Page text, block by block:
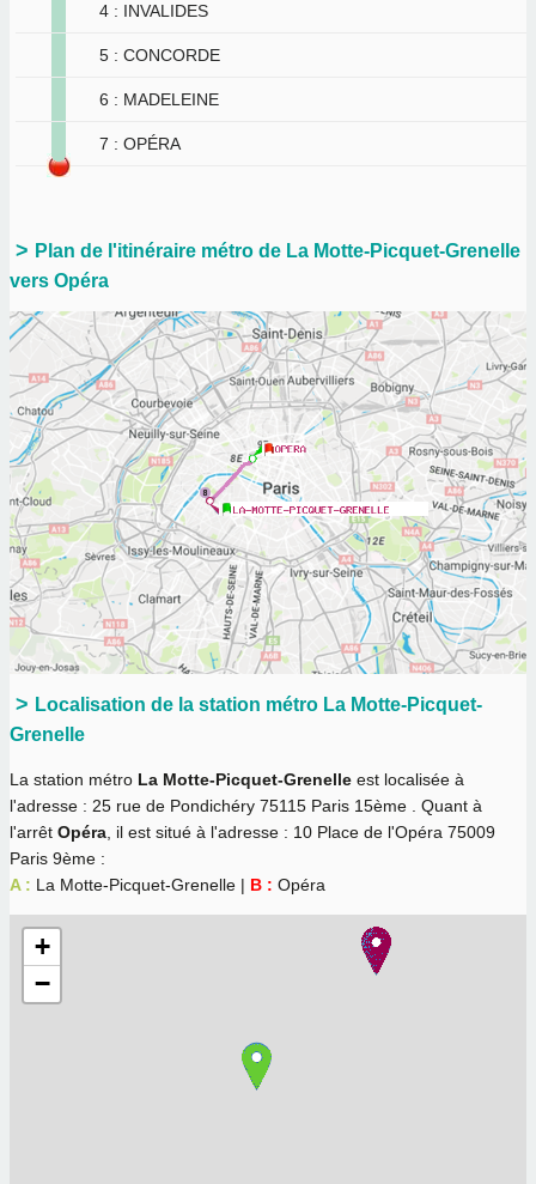
4 : INVALIDES
5 : CONCORDE
6 : MADELEINE
7 : OPÉRA
Plan de l'itinéraire métro de La Motte-Picquet-Grenelle
vers Opéra
Localisation de la station métro La Motte-Picquet-
Grenelle
La station métro La Motte-Picquet-Grenelle est localisée à
l'adresse : 25 rue de Pondichéry 75115 Paris 15ème . Quant à
l'arrêt Opéra , il est situé à l'adresse : 10 Place de l'Opéra 75009
Paris 9ème :
A : La Motte-Picquet-Grenelle | B : Opéra
+
−